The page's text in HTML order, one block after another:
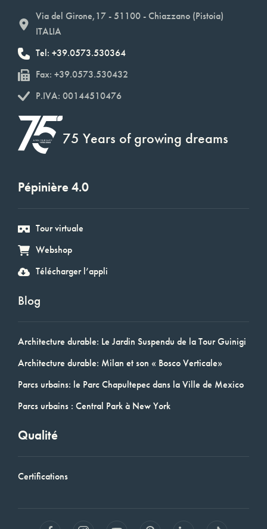
Via del Girone,17 - 51100 - Chiazzano (Pistoia)
ITALIA
Tel: +39.0573.530364
Fax: +39.0573.530432
P.IVA: 00144510476
75 Years of growing dreams
Pépinière 4.0
Tour virtuale
Webshop
Télécharger l’appli
Blog
Architecture durable: Le Jardin Suspendu de la Tour Guinigi
Architecture durable: Milan et son « Bosco Verticale»
Parcs urbains: le Parc Chapultepec dans la Ville de Mexico
Parcs urbains : Central Park à New York
Qualité
Certifications